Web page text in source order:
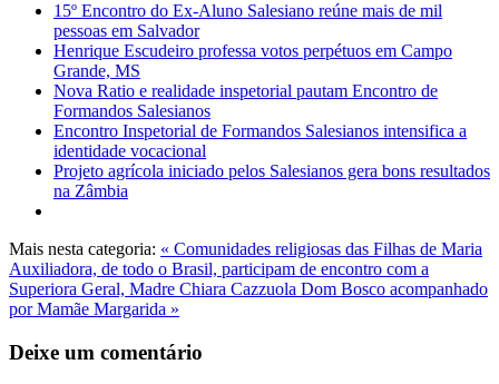
15º Encontro do Ex-Aluno Salesiano reúne mais de mil
pessoas em Salvador
Henrique Escudeiro professa votos perpétuos em Campo
Grande, MS
Nova Ratio e realidade inspetorial pautam Encontro de
Formandos Salesianos
Encontro Inspetorial de Formandos Salesianos intensifica a
identidade vocacional
Projeto agrícola iniciado pelos Salesianos gera bons resultados
na Zâmbia
Mais nesta categoria: « Comunidades religiosas das Filhas de Maria
Auxiliadora, de todo o Brasil, participam de encontro com a
Superiora Geral, Madre Chiara Cazzuola Dom Bosco acompanhado
por Mamãe Margarida »
Deixe um comentário